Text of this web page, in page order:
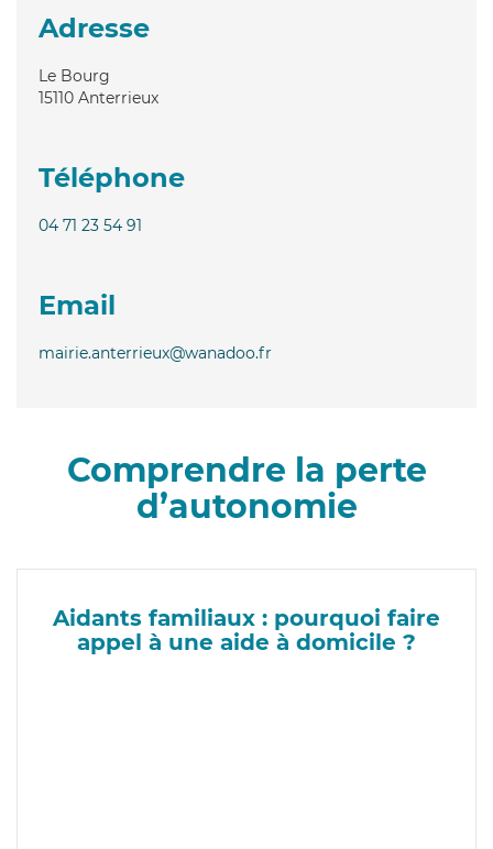
Adresse
Le Bourg
15110 Anterrieux
Téléphone
04 71 23 54 91
Email
mairie.anterrieux@wanadoo.fr
Comprendre la perte
d’autonomie
Aidants familiaux : pourquoi faire
appel à une aide à domicile ?